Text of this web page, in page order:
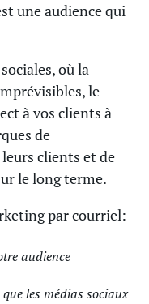
une audience qui
où la
le
à vos clients à
de
clients et de
le long terme.
par courriel:
audience
les médias sociaux